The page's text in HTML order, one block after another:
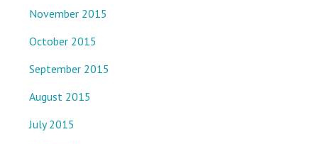
November 2015
October 2015
September 2015
August 2015
July 2015